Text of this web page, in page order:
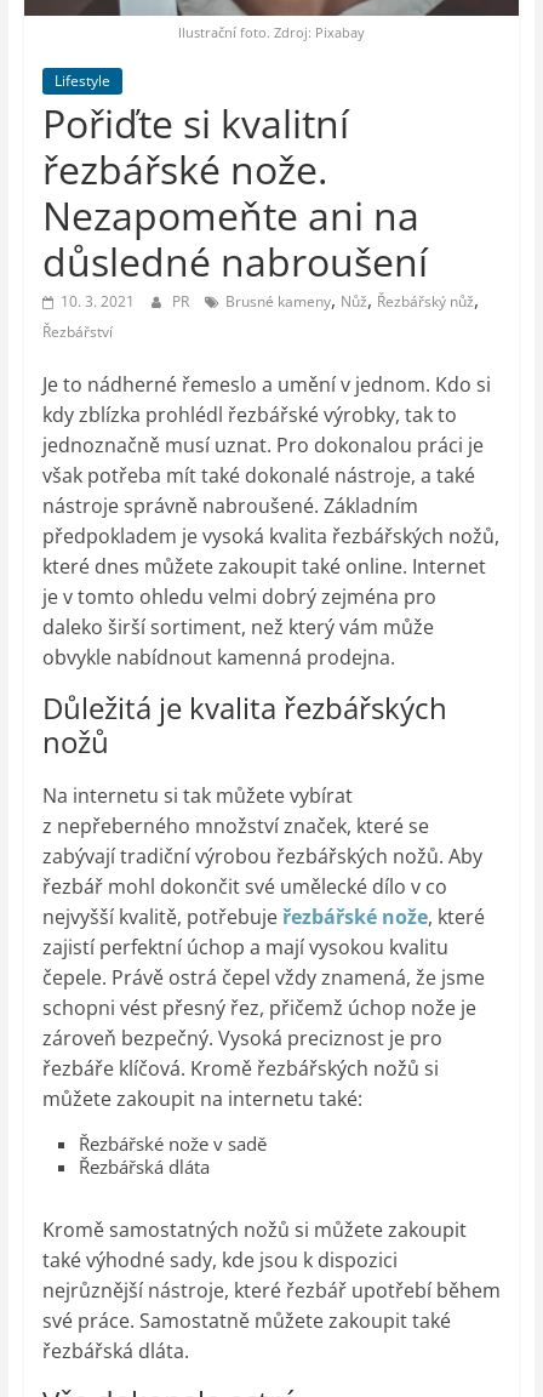
vesmír
Ilustrační foto. Zdroj: Pixabay
Lifestyle
Pořiďte si kvalitní
řezbářské nože.
Nezapomeňte ani na
důsledné nabroušení
10. 3. 2021 PR Brusné kameny, Nůž, Řezbářský nůž,
Řezbářství
Je to nádherné řemeslo a umění v jednom. Kdo si
kdy zblízka prohlédl řezbářské výrobky, tak to
jednoznačně musí uznat. Pro dokonalou práci je
však potřeba mít také dokonalé nástroje, a také
nástroje správně nabroušené. Základním
předpokladem je vysoká kvalita řezbářských nožů,
které dnes můžete zakoupit také online. Internet
je v tomto ohledu velmi dobrý zejména pro
daleko širší sortiment, než který vám může
obvykle nabídnout kamenná prodejna.
Důležitá je kvalita řezbářských
nožů
Na internetu si tak můžete vybírat
z nepřeberného množství značek, které se
zabývají tradiční výrobou řezbářských nožů. Aby
řezbář mohl dokončit své umělecké dílo v co
nejvyšší kvalitě, potřebuje řezbářské nože, které
zajistí perfektní úchop a mají vysokou kvalitu
čepele. Právě ostrá čepel vždy znamená, že jsme
schopni vést přesný řez, přičemž úchop nože je
zároveň bezpečný. Vysoká preciznost je pro
řezbáře klíčová. Kromě řezbářských nožů si
můžete zakoupit na internetu také:
Řezbářské nože v sadě
Řezbářská dláta
Kromě samostatných nožů si můžete zakoupit
také výhodné sady, kde jsou k dispozici
nejrůznější nástroje, které řezbář upotřebí během
své práce. Samostatně můžete zakoupit také
řezbářská dláta.